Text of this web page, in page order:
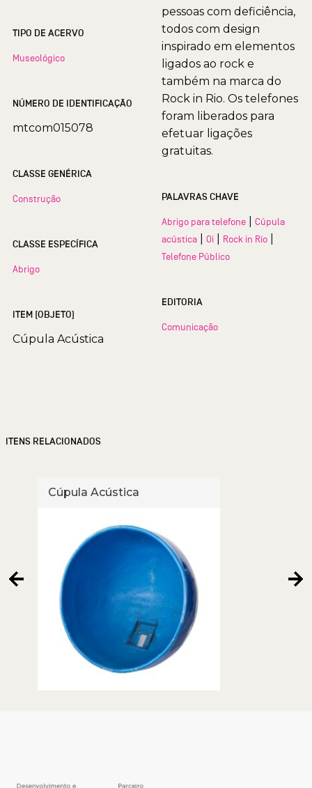
TIPO DE ACERVO
Museológico
NÚMERO DE IDENTIFICAÇÃO
mtcom015078
CLASSE GENÉRICA
Construção
CLASSE ESPECÍFICA
Abrigo
ITEM (OBJETO)
Cúpula Acústica
pessoas com deficiência,
todos com design
inspirado em elementos
ligados ao rock e
também na marca do
Rock in Rio. Os telefones
foram liberados para
efetuar ligações
gratuitas.
PALAVRAS CHAVE
Abrigo para telefone
Cúpula
acústica
Oi Rock in Rio
Telefone Público
EDITORIA
Comunicação
ITENS RELACIONADOS
Cúpula Acústica